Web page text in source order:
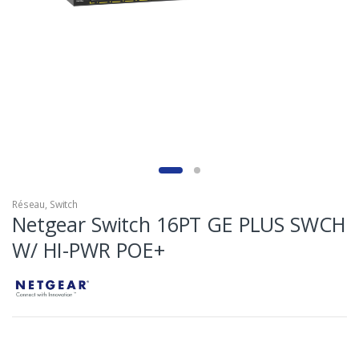
Réseau, Switch
Netgear Switch 16PT GE PLUS SWCH
W/ HI-PWR POE+